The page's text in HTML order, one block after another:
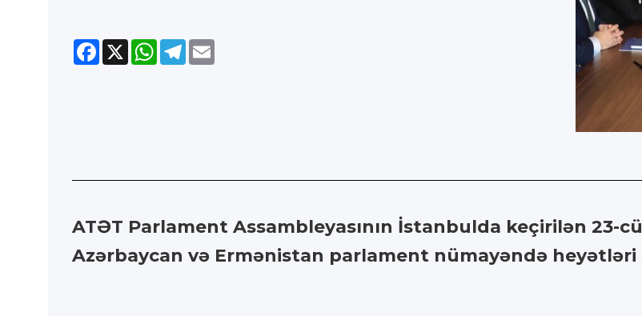
Facebook
X WhatsApp
Telegram
ATƏT Parlament Assambleyasının İstanbulda keçirilən 23-
Azərbaycan və Ermənistan parlament nümayəndə